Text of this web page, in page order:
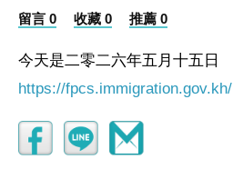
留言 0 收藏 0 推薦 0
今天是二零二六年五月十五日
https://fpcs.immigration.gov.kh/